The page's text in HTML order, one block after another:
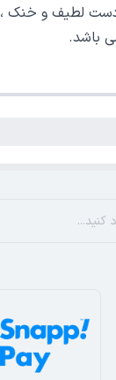
لطیف و خنک
باشد.